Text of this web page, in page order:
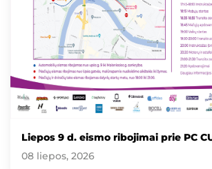
Liepos 9 d. eismo ribojimai prie PC
08 liepos, 2026